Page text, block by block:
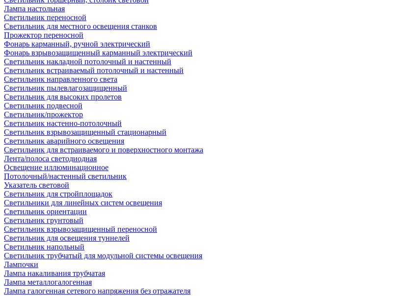
Лампа настольная
Светильник переносной
Светильник для местного освещения станков
Прожектор переносной
Фонарь карманный, ручной электрический
Фонарь взрывозащищенный карманный электрический
Светильник накладной потолочный и настенный
Светильник встраиваемый потолочный и настенный
Светильник направленного света
Светильник пылевлагозащищенный
Светильник для высоких пролетов
Светильник подвесной
Светильник/прожектор
Светильник настенно-потолочный
Светильник взрывозащищенный стационарный
Светильник аварийного освещения
Светильник для встраиваемого и поверхностного монтажа
Лента/полоса светодиодная
Освещение иллюминационное
Потолочный/настенный светильник
Указатель световой
Светильник для стройплощадок
Светильники для линейных систем освещения
Светильник ориентации
Светильник грунтовый
Светильник взрывозащищенный переносной
Светильник для освещения туннелей
Светильник напольный
Светильник трубчатый для модульной системы освещения
Лампочки
Лампа накаливания трубчатая
Лампа металлогалогенная
Лампа галогенная сетевого напряжения без отражателя